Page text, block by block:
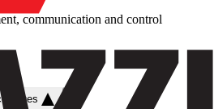
communication and control